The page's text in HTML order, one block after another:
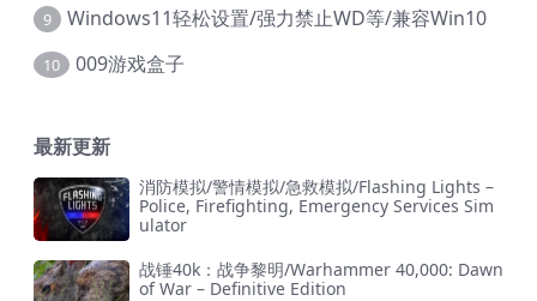
9 Windows11轻松设置/强力禁止WD等/兼容Win10
10 009游戏盒子
最新更新
消防模拟/警情模拟/急救模拟/Flashing Lights –
Police, Firefighting, Emergency Services Sim
ulator
战锤40k：战争黎明/Warhammer 40,000: Dawn
of War – Definitive Edition